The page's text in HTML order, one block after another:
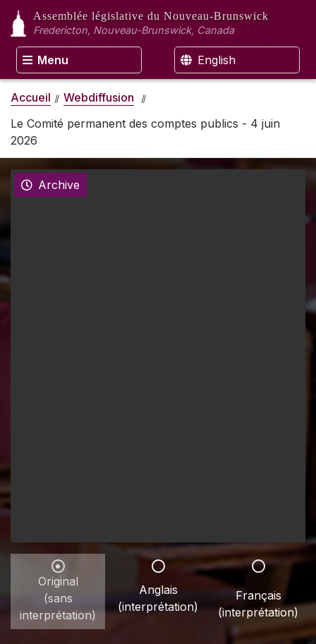
Assemblée législative du Nouveau-Brunswick
Fredericton, Nouveau-Brunswick, Canada
Menu English
Accueil
Webdiffusion
Le Comité permanent des comptes publics - 4 juin
2026
Archive
Original
(sans
interprétation)
Anglais
(interprétation)
Français
(interprétation)